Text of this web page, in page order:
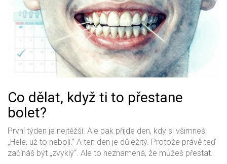
Co dělat, když ti to přestane
bolet?
První týden je nejtěžší. Ale pak přijde den, kdy si všimneš:
„Hele, už to nebolí.“ A ten den je důležitý. Protože právě teď
začínáš být „zvyklý“. Ale to neznamená, že můžeš přestat.